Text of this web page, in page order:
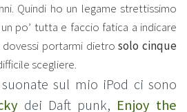
Quindi ho un legame strettissimo
po’ tutta e faccio fatica a indicare
dovessi portarmi dietrosolo cinque
scegliere.
sul mio iPod ci sono
dei Daft punk, Enjoy the